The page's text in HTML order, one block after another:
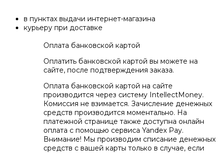
в пунктах выдачи интернет-магазина
курьеру при доставке
Оплата банковской картой
Оплатить банковской картой вы можете на
сайте, после подтверждения заказа.
Оплата банковской картой на сайте
производится через систему IntellectMoney.
Комиссия не взимается. Зачисление денежных
средств производится моментально. На
платежной странице также доступна онлайн
оплата с помощью сервиса Yandex Pay.
Внимание! Мы производим списание денежных
средств с вашей карты только в случае, если